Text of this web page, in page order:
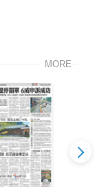
MORE